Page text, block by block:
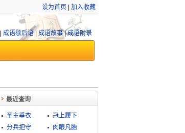
设为首页 加入收藏
成语歇后语| 成语故事|成语附录
最近查询
圣主垂衣
冠上履下
分兵把守
肉眼凡胎